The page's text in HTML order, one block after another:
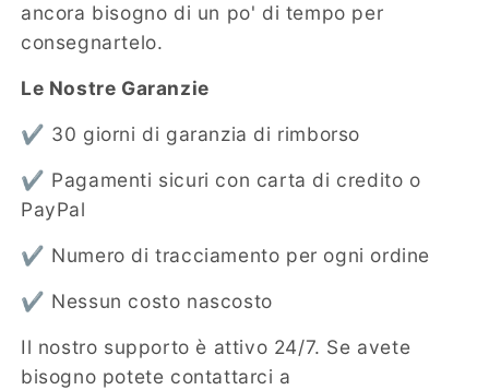
ancora bisogno di un po' di tempo per
consegnartelo.
Le Nostre Garanzie
✔️ 30 giorni di garanzia di rimborso
✔️ Pagamenti sicuri con carta di credito o
PayPal
✔️ Numero di tracciamento per ogni ordine
✔️ Nessun costo nascosto
Il nostro supporto è attivo 24/7. Se avete
bisogno potete contattarci a